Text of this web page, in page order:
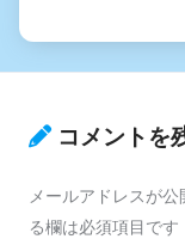
コメントを
メールアドレスが公
る欄は必須項目です